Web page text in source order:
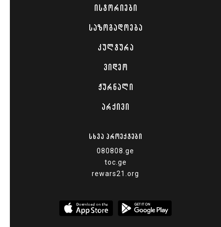
ᲘᲡᲢᲝᲠᲘᲔᲑᲘ
ᲡᲐᲖᲝᲒᲐᲓᲝᲔᲑᲐ
ᲙᲣᲚᲢᲣᲠᲐ
ᲕᲘᲓᲔᲝ
ᲟᲣᲠᲜᲐᲚᲘ
ᲐᲠᲥᲘᲕᲘ
ᲡᲮᲕᲐ ᲞᲠᲝᲔᲥᲢᲔᲑᲘ
080808.ge
toc.ge
rewars21.org